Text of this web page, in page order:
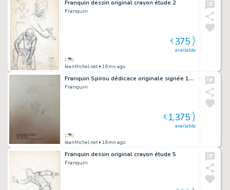
Franquin dessin original crayon étude 2
Franquin
JeanMichel.net• 16mn ago
available
€375
Franquin Spirou dédicace originale signée 1987
Franquin
JeanMichel.net• 16mn ago
available
€1,375
Franquin dessin original crayon étude 5
Franquin